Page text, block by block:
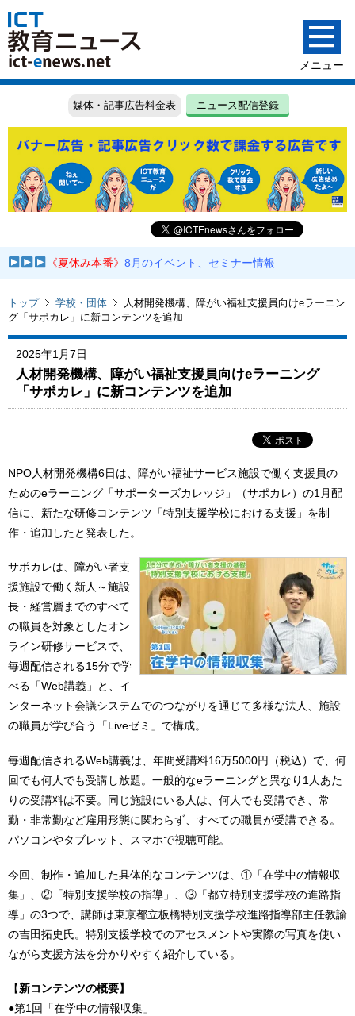
媒体・記事広告料金表 ニュース配信登録
《夏休み本番》8月のイベント、セミナー情報
トップ 学校・団体
人材開発機構、障がい福祉支援員向けeラーニン
グ「サポカレ」に新コンテンツを追加
2025年1月7日
人材開発機構、障がい福祉支援員向けeラーニング
「サポカレ」に新コンテンツを追加
NPO人材開発機構6日は、障がい福祉サービス施設で働く支援員の
ためのeラーニング「サポーターズカレッジ」（サポカレ）の1月配
信に、新たな研修コンテンツ「特別支援学校における支援」を制
作・追加したと発表した。
サポカレは、障がい者支
援施設で働く新人～施設
長・経営層までのすべて
の職員を対象としたオン
ライン研修サービスで、
毎週配信される15分で学
べる「Web講義」と、イ
ンターネット会議システムでのつながりを通じて多様な法人、施設
の職員が学び合う「Liveゼミ」で構成。
毎週配信されるWeb講義は、年間受講料16万5000円（税込）で、何
回でも何人でも受講し放題。一般的なeラーニングと異なり1人あた
りの受講料は不要。同じ施設にいる人は、何人でも受講でき、常
勤・非常勤など雇用形態に関わらず、すべての職員が受講できる。
パソコンやタブレット、スマホで視聴可能。
今回、制作・追加した具体的なコンテンツは、①「在学中の情報収
集」、②「特別支援学校の指導」、③「都立特別支援学校の進路指
導」の3つで、講師は東京都立板橋特別支援学校進路指導部主任教諭
の吉田拓史氏。特別支援学校でのアセスメントや実際の写真を使い
ながら支援方法を分かりやすく紹介している。
【新コンテンツの概要】
●第1回「在学中の情報収集」